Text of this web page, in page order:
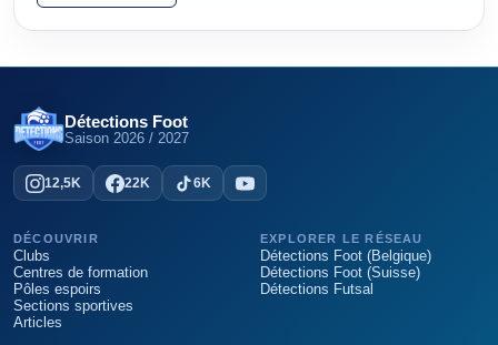
Détections Foot
Saison 2026 / 2027
12,5K 22K 6K
DÉCOUVRIR
Clubs
Centres de formation
Pôles espoirs
Sections sportives
Articles
EXPLORER LE RÉSEAU
Détections Foot (Belgique)
Détections Foot (Suisse)
Détections Futsal